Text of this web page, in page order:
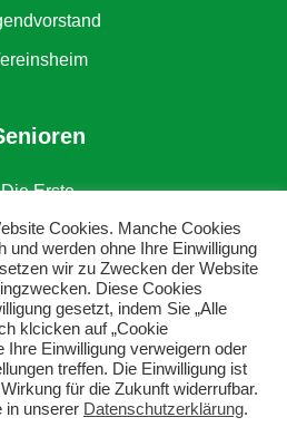
Die Erste
Zweite
Herren
Cookies. Manche Cookies
und werden ohne Ihre Einwilligung
wir zu Zwecken der Website
Diese Cookies
gesetzt, indem Sie „Alle
klcicken auf „Cookie
Ihre Einwilligung verweigern oder
treffen. Die Einwilligung ist
für die Zukunft widerrufbar.
in unserer Datenschutzerklärung.